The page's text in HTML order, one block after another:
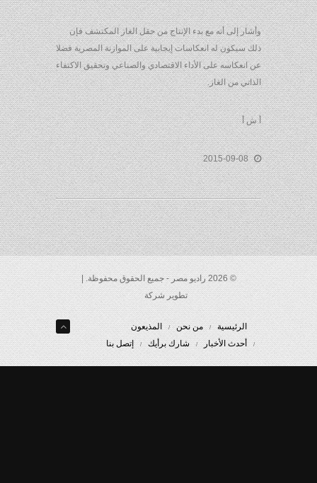
وأشار إلى أنه مع بدء الإنتاج من حقل الغاز المكتشف فإن
ذلك سيكون له انعكاسات إيجابية على الموازنة المصرية فضلا
عن انعكاسه على الأداء الاقتصادي والصناعي وتحقيق الاكتفاء
الذاتي من الغاز.
أ ش أ
2015-09-08
© 2026 راديو مصر - جميع الحقوق محفوظة. |
تطوير شركة
الرئيسية من نحن
المذيعون
أحدث الأخبار
شارك برأيك إتصل بنا